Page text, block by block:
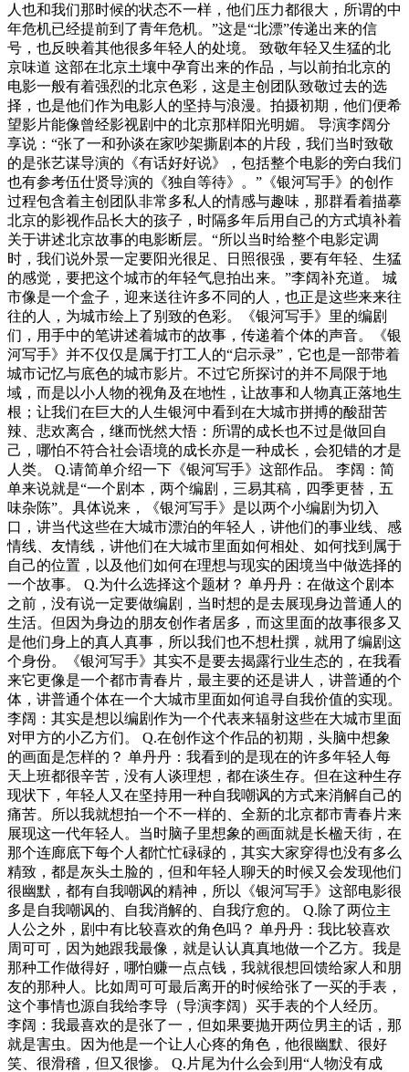
人也和我们那时候的状态不一样，他们压力都很大，所谓的中
年危机已经提前到了青年危机。”这是“北漂”传递出来的信
号，也反映着其他很多年轻人的处境。 致敬年轻又生猛的北
京味道 这部在北京土壤中孕育出来的作品，与以前拍北京的
电影一般有着强烈的北京色彩，这是主创团队致敬过去的选
择，也是他们作为电影人的坚持与浪漫。拍摄初期，他们便希
望影片能像曾经影视剧中的北京那样阳光明媚。 导演李阔分
享说：“张了一和孙谈在家吵架撕剧本的片段，我们当时致敬
的是张艺谋导演的《有话好好说》，包括整个电影的旁白我们
也有参考伍仕贤导演的《独自等待》。”《银河写手》的创作
过程包含着主创团队非常多私人的情感与趣味，那群看着描摹
北京的影视作品长大的孩子，时隔多年后用自己的方式填补着
关于讲述北京故事的电影断层。“所以当时给整个电影定调
时，我们说外景一定要阳光很足、日照很强，要有年轻、生猛
的感觉，要把这个城市的年轻气息拍出来。”李阔补充道。 城
市像是一个盒子，迎来送往许多不同的人，也正是这些来来往
往的人，为城市绘上了别致的色彩。《银河写手》里的编剧
们，用手中的笔讲述着城市的故事，传递着个体的声音。《银
河写手》并不仅仅是属于打工人的“启示录”，它也是一部带着
城市记忆与底色的城市影片。不过它所探讨的并不局限于地
域，而是以小人物的视角及在地性，让故事和人物真正落地生
根；让我们在巨大的人生银河中看到在大城市拼搏的酸甜苦
辣、悲欢离合，继而恍然大悟：所谓的成长也不过是做回自
己，哪怕不符合社会语境的成长亦是一种成长，会犯错的才是
人类。 Q.请简单介绍一下《银河写手》这部作品。 李阔：简
单来说就是“一个剧本，两个编剧，三易其稿，四季更替，五
味杂陈”。具体说来，《银河写手》是以两个小编剧为切入
口，讲当代这些在大城市漂泊的年轻人，讲他们的事业线、感
情线、友情线，讲他们在大城市里面如何相处、如何找到属于
自己的位置，以及他们如何在理想与现实的困境当中做选择的
一个故事。 Q.为什么选择这个题材？ 单丹丹：在做这个剧本
之前，没有说一定要做编剧，当时想的是去展现身边普通人的
生活。但因为身边的朋友创作者居多，而这里面的故事很多又
是他们身上的真人真事，所以我们也不想杜撰，就用了编剧这
个身份。《银河写手》其实不是要去揭露行业生态的，在我看
来它更像是一个都市青春片，最主要的还是讲人，讲普通的个
体，讲普通个体在一个大城市里面如何追寻自我价值的实现。
李阔：其实是想以编剧作为一个代表来辐射这些在大城市里面
对甲方的小乙方们。 Q.在创作这个作品的初期，头脑中想象
的画面是怎样的？ 单丹丹：我看到的是现在的许多年轻人每
天上班都很辛苦，没有人谈理想，都在谈生存。但在这种生存
现状下，年轻人又在坚持用一种自我嘲讽的方式来消解自己的
痛苦。所以我就想拍一个不一样的、全新的北京都市青春片来
展现这一代年轻人。当时脑子里想象的画面就是长楹天街，在
那个连廊底下每个人都忙忙碌碌的，其实大家穿得也没有多么
精致，都是灰头土脸的，但和年轻人聊天的时候又会发现他们
很幽默，都有自我嘲讽的精神，所以《银河写手》这部电影很
多是自我嘲讽的、自我消解的、自我疗愈的。 Q.除了两位主
人公之外，剧中有比较喜欢的角色吗？ 单丹丹：我比较喜欢
周可可，因为她跟我最像，就是认认真真地做一个乙方。我是
那种工作做得好，哪怕赚一点点钱，我就很想回馈给家人和朋
友的那种人。比如周可可最后离开的时候给张了一买的手表，
这个事情也源自我给李导（导演李阔）买手表的个人经历。
李阔：我最喜欢的是张了一，但如果要抛开两位男主的话，那
就是害虫。因为他是一个让人心疼的角色，他很幽默、很好
笑、很滑稽，但又很惨。 Q.片尾为什么会到用“人物没有成